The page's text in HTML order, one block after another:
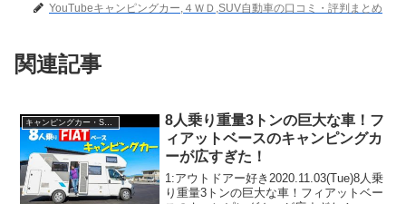
YouTubeキャンピングカー,４ＷＤ,SUV自動車の口コミ・評判まとめ
関連記事
8人乗り重量3トンの巨大な車！フ
ィアットベースのキャンピングカ
ーが広すぎた！
1:アウトドアー好き2020.11.03(Tue)8人乗
り重量3トンの巨大な車！フィアットベー